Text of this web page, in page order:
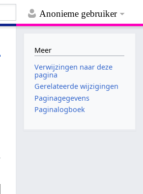
Anonieme gebruiker
Meer
Verwijzingen naar deze
pagina
Gerelateerde wijzigingen
Paginagegevens
Paginalogboek